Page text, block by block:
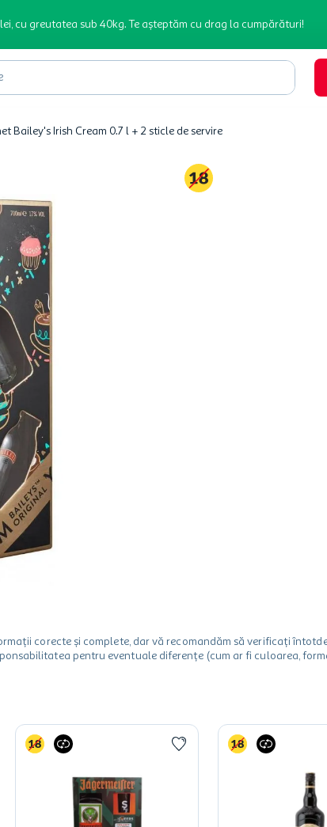
cu greutatea sub 40kg. Te așteptăm cu drag la cumpărături!
Bailey's Irish Cream 0.7 l + 2 sticle de servire
corecte și complete, dar vă recomandăm să verificați
pentru eventuale diferențe (cum ar fi culoarea,